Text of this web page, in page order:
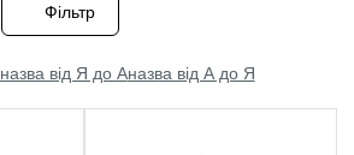
Фільтр
назва від Я до Аназва від А до Я